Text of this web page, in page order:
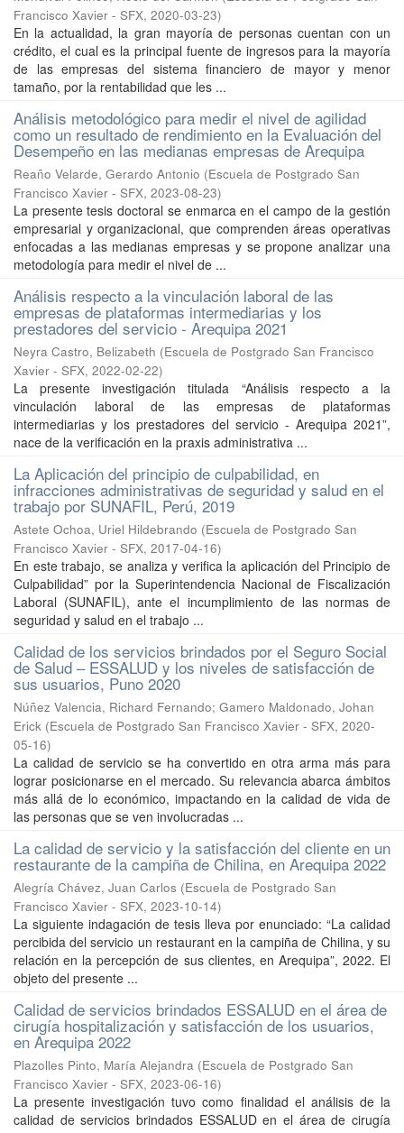
Francisco Xavier - SFX, 2020-03-23)
En la actualidad, la gran mayoría de personas cuentan con un
crédito, el cual es la principal fuente de ingresos para la mayoría
de las empresas del sistema financiero de mayor y menor
tamaño, por la rentabilidad que les ...
Análisis metodológico para medir el nivel de agilidad
como un resultado de rendimiento en la Evaluación del
Desempeño en las medianas empresas de Arequipa
Reaño Velarde, Gerardo Antonio (Escuela de Postgrado San
Francisco Xavier - SFX, 2023-08-23)
La presente tesis doctoral se enmarca en el campo de la gestión
empresarial y organizacional, que comprenden áreas operativas
enfocadas a las medianas empresas y se propone analizar una
metodología para medir el nivel de ...
Análisis respecto a la vinculación laboral de las
empresas de plataformas intermediarias y los
prestadores del servicio - Arequipa 2021
Neyra Castro, Belizabeth (Escuela de Postgrado San Francisco
Xavier - SFX, 2022-02-22)
La presente investigación titulada “Análisis respecto a la
vinculación laboral de las empresas de plataformas
intermediarias y los prestadores del servicio - Arequipa 2021”,
nace de la verificación en la praxis administrativa ...
La Aplicación del principio de culpabilidad, en
infracciones administrativas de seguridad y salud en el
trabajo por SUNAFIL, Perú, 2019
Astete Ochoa, Uriel Hildebrando (Escuela de Postgrado San
Francisco Xavier - SFX, 2017-04-16)
En este trabajo, se analiza y verifica la aplicación del Principio de
Culpabilidad” por la Superintendencia Nacional de Fiscalización
Laboral (SUNAFIL), ante el incumplimiento de las normas de
seguridad y salud en el trabajo ...
Calidad de los servicios brindados por el Seguro Social
de Salud – ESSALUD y los niveles de satisfacción de
sus usuarios, Puno 2020
Núñez Valencia, Richard Fernando; Gamero Maldonado, Johan
Erick (Escuela de Postgrado San Francisco Xavier - SFX, 2020-
05-16)
La calidad de servicio se ha convertido en otra arma más para
lograr posicionarse en el mercado. Su relevancia abarca ámbitos
más allá de lo económico, impactando en la calidad de vida de
las personas que se ven involucradas ...
La calidad de servicio y la satisfacción del cliente en un
restaurante de la campiña de Chilina, en Arequipa 2022
Alegría Chávez, Juan Carlos (Escuela de Postgrado San
Francisco Xavier - SFX, 2023-10-14)
La siguiente indagación de tesis lleva por enunciado: “La calidad
percibida del servicio un restaurant en la campiña de Chilina, y su
relación en la percepción de sus clientes, en Arequipa”, 2022. El
objeto del presente ...
Calidad de servicios brindados ESSALUD en el área de
cirugía hospitalización y satisfacción de los usuarios,
en Arequipa 2022
Plazolles Pinto, María Alejandra (Escuela de Postgrado San
Francisco Xavier - SFX, 2023-06-16)
La presente investigación tuvo como finalidad el análisis de la
calidad de servicios brindados ESSALUD en el área de cirugía